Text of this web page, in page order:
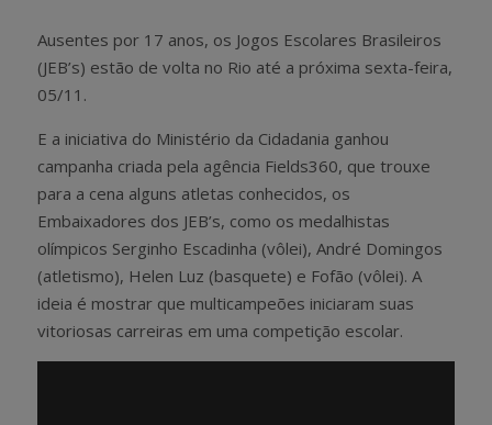
Ausentes por 17 anos, os Jogos Escolares Brasileiros
(JEB’s) estão de volta no Rio até a próxima sexta-feira,
05/11.
E a iniciativa do Ministério da Cidadania ganhou
campanha criada pela agência Fields360, que trouxe
para a cena alguns atletas conhecidos, os
Embaixadores dos JEB’s, como os medalhistas
olímpicos Serginho Escadinha (vôlei), André Domingos
(atletismo), Helen Luz (basquete) e Fofão (vôlei). A
ideia é mostrar que multicampeões iniciaram suas
vitoriosas carreiras em uma competição escolar.